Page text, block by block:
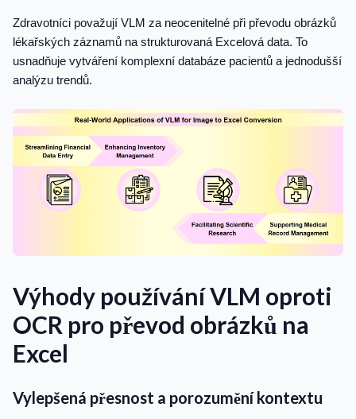
Zdravotníci považují VLM za neocenitelné při převodu obrázků
lékařských záznamů na strukturovaná Excelová data. To
usnadňuje vytváření komplexní databáze pacientů a jednodušší
analýzu trendů.
Výhody používání VLM oproti
OCR pro převod obrázků na
Excel
Vylepšená přesnost a porozumění kontextu